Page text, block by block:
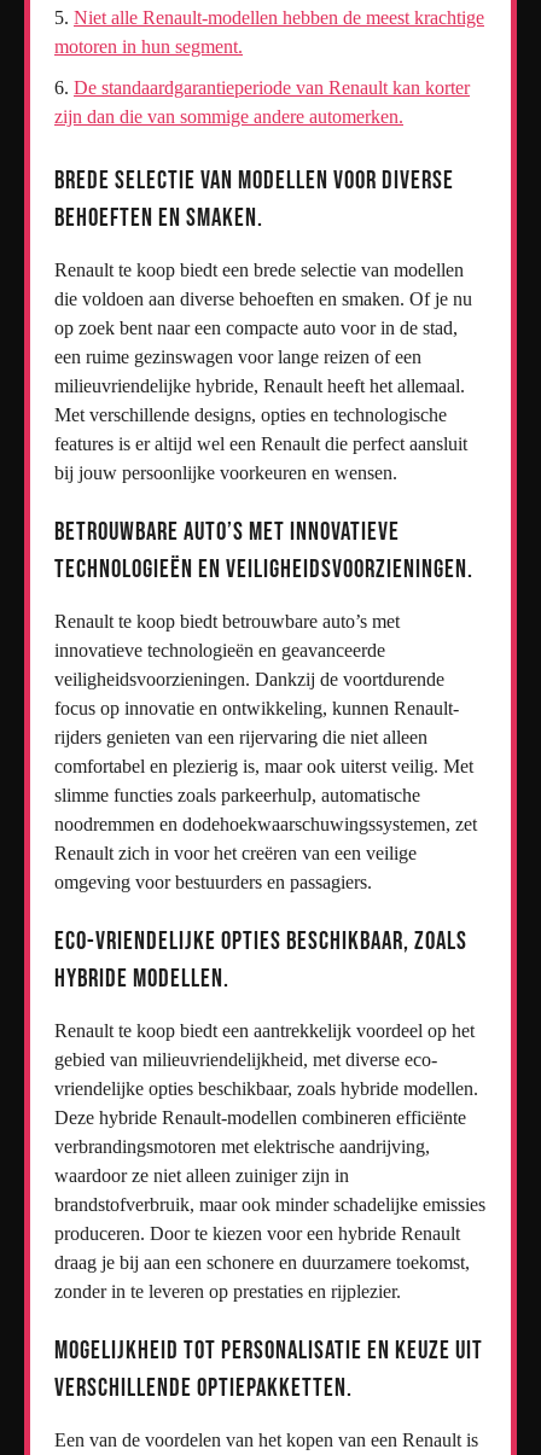
Niet alle Renault-modellen hebben de meest krachtige
motoren in hun segment.
De standaardgarantieperiode van Renault kan korter
zijn dan die van sommige andere automerken.
Brede selectie van modellen voor diverse
behoeften en smaken.
Renault te koop biedt een brede selectie van modellen
die voldoen aan diverse behoeften en smaken. Of je nu
op zoek bent naar een compacte auto voor in de stad,
een ruime gezinswagen voor lange reizen of een
milieuvriendelijke hybride, Renault heeft het allemaal.
Met verschillende designs, opties en technologische
features is er altijd wel een Renault die perfect aansluit
bij jouw persoonlijke voorkeuren en wensen.
Betrouwbare auto’s met innovatieve
technologieën en veiligheidsvoorzieningen.
Renault te koop biedt betrouwbare auto’s met
innovatieve technologieën en geavanceerde
veiligheidsvoorzieningen. Dankzij de voortdurende
focus op innovatie en ontwikkeling, kunnen Renault-
rijders genieten van een rijervaring die niet alleen
comfortabel en plezierig is, maar ook uiterst veilig. Met
slimme functies zoals parkeerhulp, automatische
noodremmen en dodehoekwaarschuwingssystemen, zet
Renault zich in voor het creëren van een veilige
omgeving voor bestuurders en passagiers.
Eco-vriendelijke opties beschikbaar, zoals
hybride modellen.
Renault te koop biedt een aantrekkelijk voordeel op het
gebied van milieuvriendelijkheid, met diverse eco-
vriendelijke opties beschikbaar, zoals hybride modellen.
Deze hybride Renault-modellen combineren efficiënte
verbrandingsmotoren met elektrische aandrijving,
waardoor ze niet alleen zuiniger zijn in
brandstofverbruik, maar ook minder schadelijke emissies
produceren. Door te kiezen voor een hybride Renault
draag je bij aan een schonere en duurzamere toekomst,
zonder in te leveren op prestaties en rijplezier.
Mogelijkheid tot personalisatie en keuze uit
verschillende optiepakketten.
Een van de voordelen van het kopen van een Renault is